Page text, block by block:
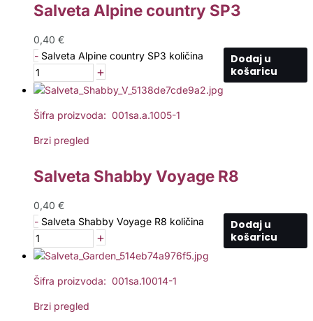
Salveta Alpine country SP3
0,40 €
- Salveta Alpine country SP3 količina
+
Dodaj u
košaricu
Šifra proizvoda: 001sa.a.1005-1
Brzi pregled
Salveta Shabby Voyage R8
0,40 €
- Salveta Shabby Voyage R8 količina
+
Dodaj u
košaricu
Šifra proizvoda: 001sa.10014-1
Brzi pregled